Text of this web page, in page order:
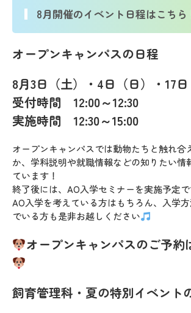
8月開催のイベント日程はこちら
オープンキャンパスの日程
8月3日（土）・4日（日）・17日
受付時間 12:00～12:30
実施時間 12:30～15:00
オープンキャンパスでは動物たちと触れ合
か、学科説明や就職情報などの知りたい情
ています！
終了後には、AO入学セミナーを実施予定で
AO入学を考えている方はもちろん、入学
でいる方も是非お越しください
オープンキャンパスのご予約
飼育管理科・夏の特別イベント